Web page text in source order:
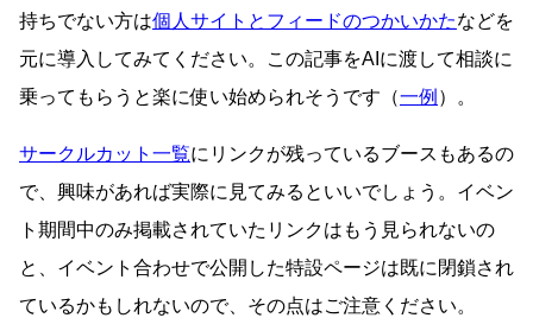
持ちでない方は個人サイトとフィードのつかいかたなどを
元に導入してみてください。この記事をAIに渡して相談に
乗ってもらうと楽に使い始められそうです（一例 ）。
サークルカット一覧にリンクが残っているブースもあるの
で、興味があれば実際に見てみるといいでしょう。イベン
ト期間中のみ掲載されていたリンクはもう見られないの
と、イベント合わせで公開した特設ページは既に閉鎖され
ているかもしれないので、その点はご注意ください。